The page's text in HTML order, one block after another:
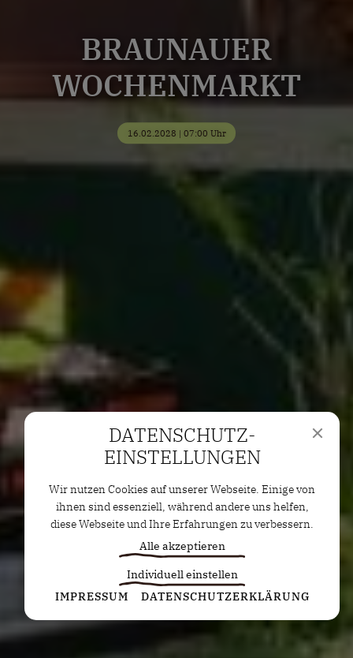
BRAUNAUER
WOCHENMARKT
16.02.2028 | 07:00 Uhr
DATENSCHUTZ­
EINSTELLUNGEN
Wir nutzen Cookies auf unserer Webseite. Einige von
ihnen sind essenziell, während andere uns helfen,
diese Webseite und Ihre Erfahrungen zu verbessern.
Alle akzeptieren
Individuell einstellen
Statistiken
Diese Cookies erfassen anonyme Statistiken. Diese
Informationen helfen uns zu verstehen, wie wir
unsere Website noch weiter optimieren können.
IMPRESSUM DATENSCHUTZERKLÄRUNG